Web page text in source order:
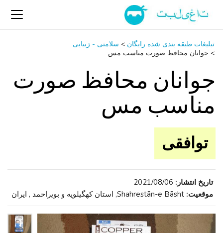
تبلیغات طبقه بندی شده رایگان > سلامتی - زیبایی
> جوانان محافظ صورت مناسب مس
جوانان محافظ صورت
مناسب مس
توافقی
تاریخ انتشار: 2021/08/06
موقعیت: Shahrestān-e Bāsht, استان کهگیلویه و بویراحمد , ایران